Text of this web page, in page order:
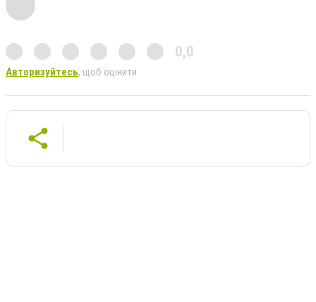
0,0
Авторизуйтесь, щоб оцінити